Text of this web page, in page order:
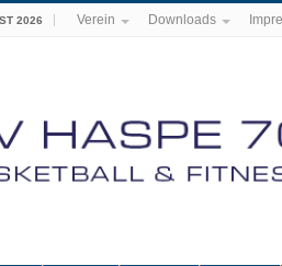
2026 Verein Downloads